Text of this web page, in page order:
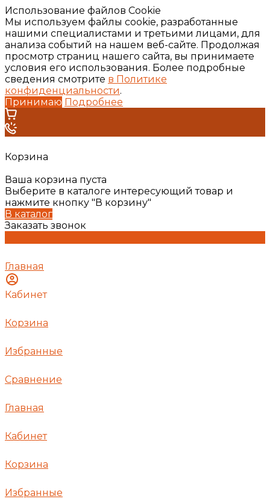
Использование файлов Cookie
Мы используем файлы cookie, разработанные
нашими специалистами и третьими лицами, для
анализа событий на нашем веб-сайте. Продолжая
просмотр страниц нашего сайта, вы принимаете
условия его использования. Более подробные
сведения смотрите в Политике
конфиденциальности.
Принимаю Подробнее
Корзина
Ваша корзина пуста
Выберите в каталоге интересующий товар и
нажмите кнопку "В корзину"
В каталог
Заказать звонок
Главная
Кабинет
Корзина
Избранные
Сравнение
Главная
Кабинет
Корзина
Избранные